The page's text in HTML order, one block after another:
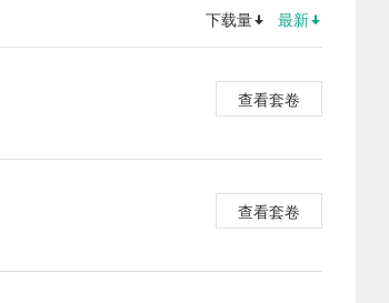
下载量 最新
查看套卷
查看套卷